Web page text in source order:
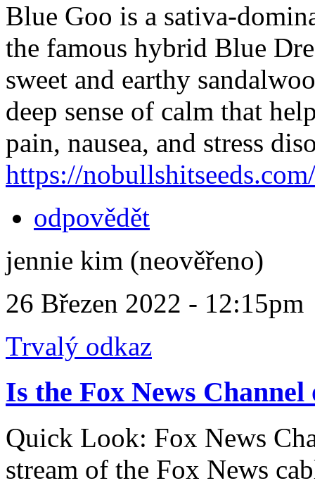
Blue Goo is a sativa-
the famous hybrid Blue
sweet and earthy
deep sense of calm that
pain, nausea, and stress
https://
odpovědět
jennie kim (neověřeno)
26 Březen 2022 - 12:15pm
Trvalý odkaz
Is the Fox News
Quick Look: Fox News
stream of the Fox News